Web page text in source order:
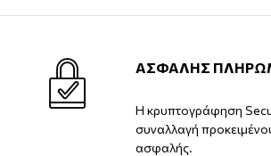
ΑΣΦΑΛΗΣ
Η κρυπτογράφηση
συναλλαγή
ασφαλής.